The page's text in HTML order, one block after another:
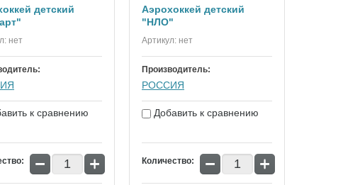
детский
нет
к сравнению
− +
Аэрохоккей детский
"НЛО"
Артикул: нет
Производитель:
РОССИЯ
Добавить к сравнению
Количество: − +